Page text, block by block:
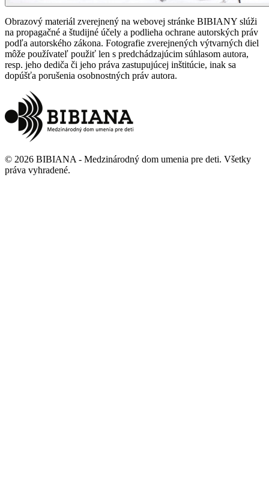
Obrazový materiál zverejnený na webovej stránke BIBIANY slúži
na propagačné a študijné účely a podlieha ochrane autorských práv
podľa autorského zákona. Fotografie zverejnených výtvarných diel
môže používateľ použiť len s predchádzajúcim súhlasom autora,
resp. jeho dediča či jeho práva zastupujúcej inštitúcie, inak sa
dopúšťa porušenia osobnostných práv autora.
© 2026 BIBIANA - Medzinárodný dom umenia pre deti. Všetky
práva vyhradené.